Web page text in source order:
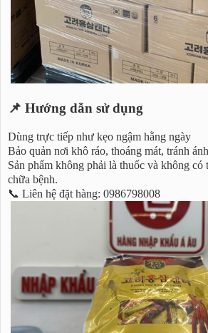
📌 Hướng dẫn sử dụng
Dùng trực tiếp như kẹo ngậm hằng ngày
Bảo quản nơi khô ráo, thoáng mát, tránh
Sản phẩm không phải là thuốc và không có
chữa bệnh.
📞 Liên hệ đặt hàng: 0986798008